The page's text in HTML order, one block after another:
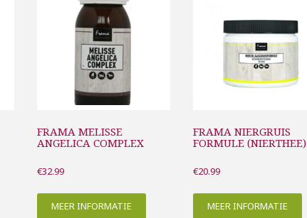
FRAMA MELISSE
ANGELICA COMPLEX
€32.99
MEER INFORMATIE
FRAMA NIERGRUIS
FORMULE (NIERTHEE)
€20.99
MEER INFORMATIE